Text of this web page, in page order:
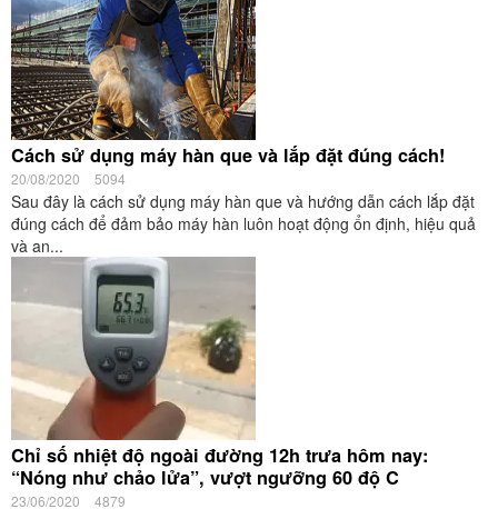
Cách sử dụng máy hàn que và lắp đặt đúng cách!
20/08/2020 5094
Sau đây là cách sử dụng máy hàn que và hướng dẫn cách lắp đặt
đúng cách để đảm bảo máy hàn luôn hoạt động ổn định, hiệu quả
và an...
Chỉ số nhiệt độ ngoài đường 12h trưa hôm nay:
“Nóng như chảo lửa”, vượt ngưỡng 60 độ C
23/06/2020 4879